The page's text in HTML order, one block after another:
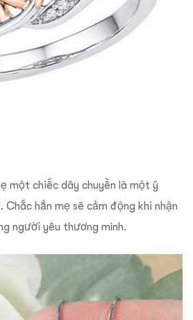
một chiếc dây chuyền là một ý
hẳn mẹ sẽ cảm động khi nhận
người yêu thương mình.